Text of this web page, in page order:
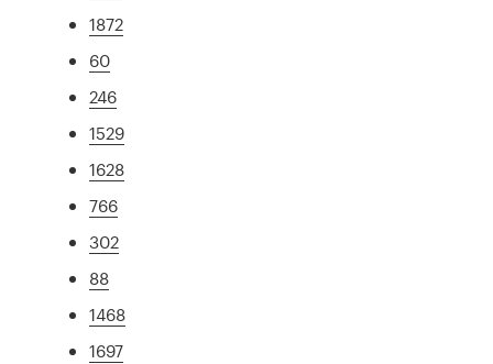
1872
60
246
1529
1628
766
302
88
1468
1697